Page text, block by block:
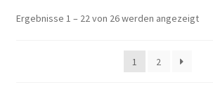
Ergebnisse 1 – 22 von 26 werden angezeigtNach
1 2